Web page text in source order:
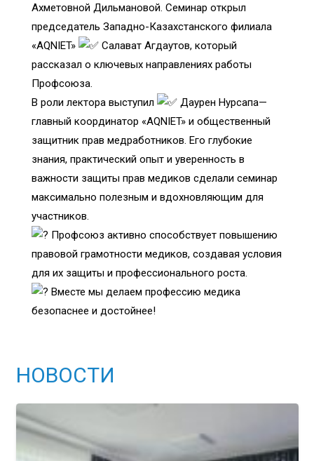
Ахметовной Дильмановой. Семинар открыл
председатель Западно-Казахстанского филиала
«AQNIET»
Салават Агдаутов, который
рассказал о ключевых направлениях работы
Профсоюза.
В роли лектора выступил
Даурен Нурсапа—
главный координатор «AQNIET» и общественный
защитник прав медработников. Его глубокие
знания, практический опыт и уверенность в
важности защиты прав медиков сделали семинар
максимально полезным и вдохновляющим для
участников.
Профсоюз активно способствует повышению
правовой грамотности медиков, создавая условия
для их защиты и профессионального роста.
Вместе мы делаем профессию медика
безопаснее и достойнее!
НОВОСТИ